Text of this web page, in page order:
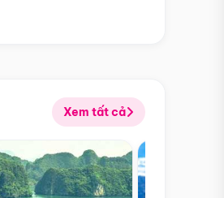
Xem tất cả